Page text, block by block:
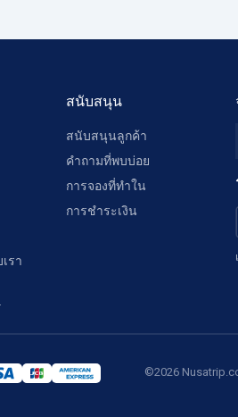
รา
สนับสนุน
สนับสนุนลูกค้า
คำถามที่พบบ่อย
การจองที่ทำใน
การชำระเงิน
©2026